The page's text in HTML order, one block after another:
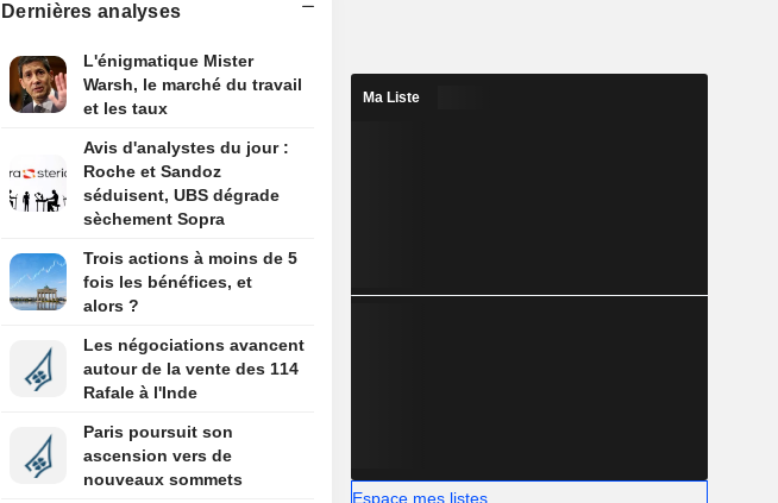
Dernières analyses
L'énigmatique Mister
Warsh, le marché du travail
et les taux
Avis d'analystes du jour :
Roche et Sandoz
séduisent, UBS dégrade
sèchement Sopra
Trois actions à moins de 5
fois les bénéfices, et
alors ?
Les négociations avancent
autour de la vente des 114
Rafale à l'Inde
Paris poursuit son
ascension vers de
nouveaux sommets
Ma Liste
Espace mes listes